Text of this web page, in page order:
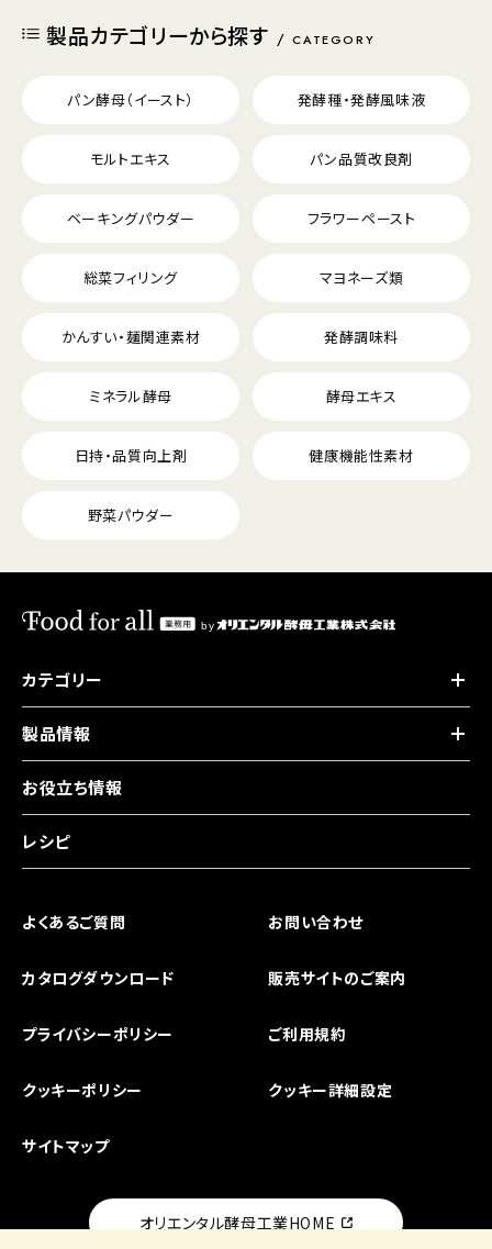
製品カテゴリーから探す CATEGORY
パン酵母（イースト） 発酵種・発酵風味液
モルトエキス パン品質改良剤
ベーキングパウダー フラワーペースト
総菜フィリング マヨネーズ類
かんすい・麺関連素材 発酵調味料
ミネラル酵母 酵母エキス
日持・品質向上剤 健康機能性素材
野菜パウダー
カテゴリー
製品情報
お役立ち情報
レシピ
よくあるご質問 お問い合わせ
カタログダウンロード 販売サイトのご案内
プライバシーポリシー ご利用規約
クッキーポリシー クッキー詳細設定
サイトマップ
オリエンタル酵母工業HOME